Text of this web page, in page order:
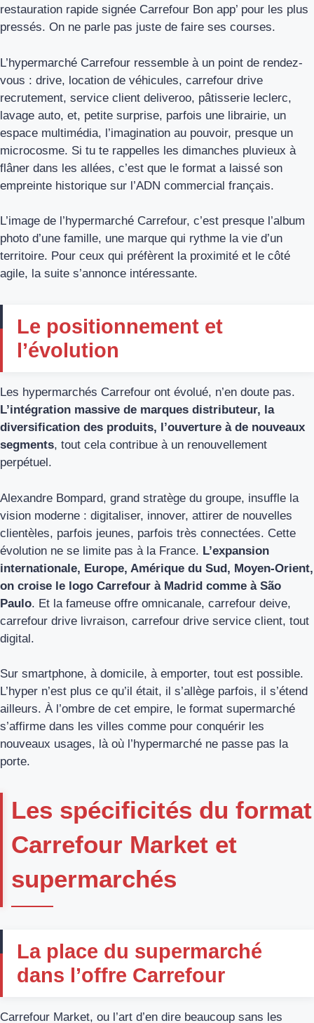
restauration rapide signée Carrefour Bon app’ pour les plus
pressés. On ne parle pas juste de faire ses courses.
L’hypermarché Carrefour ressemble à un point de rendez-
vous : drive, location de véhicules, carrefour drive
recrutement, service client deliveroo, pâtisserie leclerc,
lavage auto, et, petite surprise, parfois une librairie, un
espace multimédia, l’imagination au pouvoir, presque un
microcosme. Si tu te rappelles les dimanches pluvieux à
flâner dans les allées, c’est que le format a laissé son
empreinte historique sur l’ADN commercial français.
L’image de l’hypermarché Carrefour, c’est presque l’album
photo d’une famille, une marque qui rythme la vie d’un
territoire. Pour ceux qui préfèrent la proximité et le côté
agile, la suite s’annonce intéressante.
Le positionnement et
l’évolution
Les hypermarchés Carrefour ont évolué, n’en doute pas.
L’intégration massive de marques distributeur, la
diversification des produits, l’ouverture à de nouveaux
segments, tout cela contribue à un renouvellement
perpétuel.
Alexandre Bompard, grand stratège du groupe, insuffle la
vision moderne : digitaliser, innover, attirer de nouvelles
clientèles, parfois jeunes, parfois très connectées. Cette
évolution ne se limite pas à la France. L’expansion
internationale, Europe, Amérique du Sud, Moyen-Orient,
on croise le logo Carrefour à Madrid comme à São
Paulo. Et la fameuse offre omnicanale, carrefour deive,
carrefour drive livraison, carrefour drive service client, tout
digital.
Sur smartphone, à domicile, à emporter, tout est possible.
L’hyper n’est plus ce qu’il était, il s’allège parfois, il s’étend
ailleurs. À l’ombre de cet empire, le format supermarché
s’affirme dans les villes comme pour conquérir les
nouveaux usages, là où l’hypermarché ne passe pas la
porte.
Les spécificités du format
Carrefour Market et
supermarchés
La place du supermarché
dans l’offre Carrefour
Carrefour Market, ou l’art d’en dire beaucoup sans les